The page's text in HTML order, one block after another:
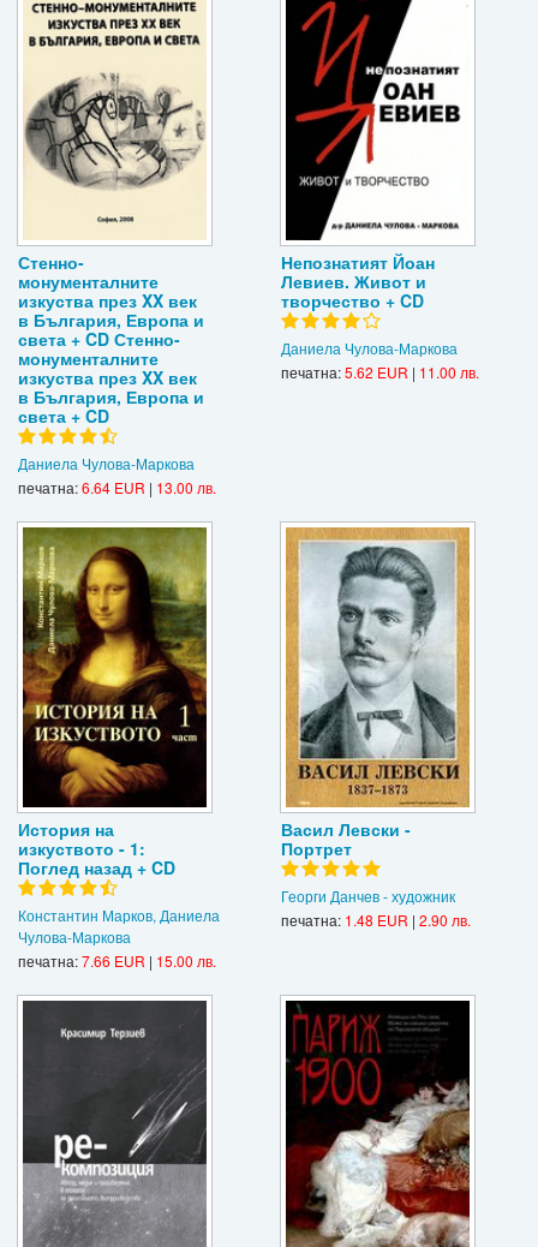
Стенно-
монументалните
изкуства през XX век
в България, Европа и
света + CD Стенно-
монументалните
изкуства през XX век
в България, Европа и
света + CD
Даниела Чулова-Маркова
печатна:6.64 EUR | 13.00 лв.
Непознатият Йоан
Левиев. Живот и
творчество + CD
Даниела Чулова-Маркова
печатна:5.62 EUR | 11.00 лв.
История на
изкуството - 1:
Поглед назад + CD
Константин Марков, Даниела
Чулова-Маркова
печатна:7.66 EUR | 15.00 лв.
Васил Левски -
Портрет
Георги Данчев - художник
печатна: 1.48 EUR | 2.90 лв.